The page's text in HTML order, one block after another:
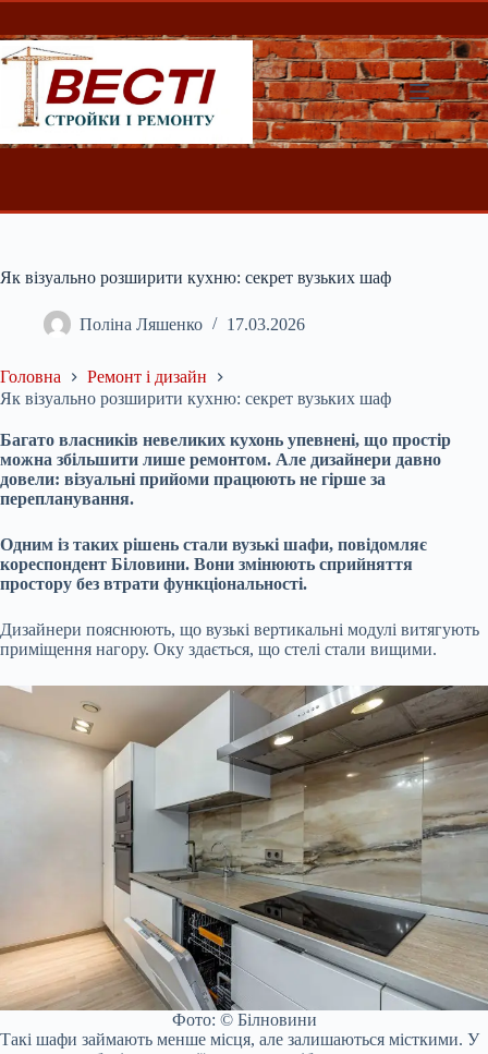
Перейти
вмісту
Як візуально розширити кухню: секрет вузьких шаф
Поліна Ляшенко 17.03.2026
Головна
Ремонт і дизайн
Як візуально розширити кухню: секрет вузьких шаф
Багато власників невеликих кухонь упевнені, що простір
можна збільшити лише ремонтом. Але дизайнери давно
довели: візуальні прийоми працюють не гірше за
перепланування.
Одним із таких рішень стали вузькі шафи, повідомляє
кореспондент Біловини. Вони змінюють сприйняття
простору без втрати функціональності.
Дизайнери пояснюють, що вузькі вертикальні модулі витягують
приміщення нагору. Оку здається, що стелі стали вищими.
Фото: © Білновини
Такі шафи займають менше місця, але залишаються місткими. У